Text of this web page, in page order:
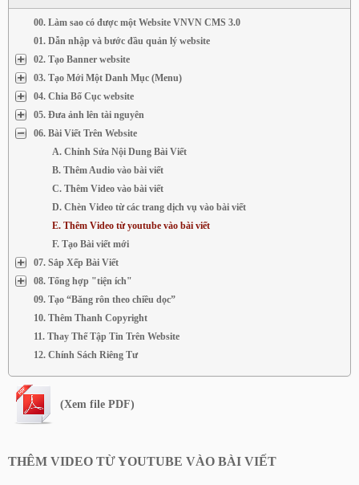
00. Làm sao có được một Website VNVN CMS 3.0
01. Dẫn nhập và bước đầu quản lý website
02. Tạo Banner website
03. Tạo Mới Một Danh Mục (Menu)
04. Chia Bố Cục website
05. Đưa ảnh lên tài nguyên
06. Bài Viết Trên Website
A. Chỉnh Sửa Nội Dung Bài Viết
B. Thêm Audio vào bài viết
C. Thêm Video vào bài viết
D. Chèn Video từ các trang dịch vụ vào bài viết
E. Thêm Video từ youtube vào bài viết
F. Tạo Bài viết mới
07. Sắp Xếp Bài Viết
08. Tổng hợp "tiện ích"
09. Tạo “Băng rôn theo chiều dọc”
10. Thêm Thanh Copyright
11. Thay Thế Tập Tin Trên Website
12. Chính Sách Riêng Tư
(Xem file PDF)
THÊM VIDEO TỪ YOUTUBE VÀO BÀI VIẾT